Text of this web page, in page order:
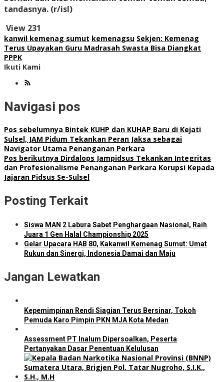
tandasnya. (r/isl)
View 231
kanwil kemenag sumut kemenagsu Sekjen: Kemenag
Terus Upayakan Guru Madrasah Swasta Bisa Diangkat
PPPK
Ikuti Kami
Navigasi pos
Pos sebelumnya Bintek KUHP dan KUHAP Baru di Kejati
Sulsel, JAM Pidum Tekankan Peran Jaksa sebagai
Navigator Utama Penanganan Perkara
Pos berikutnya Dirdalops Jampidsus Tekankan Integritas
dan Profesionalisme Penanganan Perkara Korupsi Kepada
Jajaran Pidsus Se-Sulsel
Posting Terkait
Siswa MAN 2 Labura Sabet Penghargaan Nasional, Raih
Juara 1 Gen Halal Championship 2025
Gelar Upacara HAB 80, Kakanwil Kemenag Sumut: Umat
Rukun dan Sinergi, Indonesia Damai dan Maju
Jangan Lewatkan
Kepemimpinan Rendi Siagian Terus Bersinar, Tokoh
Pemuda Karo Pimpin PKN MJA Kota Medan
Assessment PT Inalum Dipersoalkan, Peserta
Pertanyakan Dasar Penentuan Kelulusan